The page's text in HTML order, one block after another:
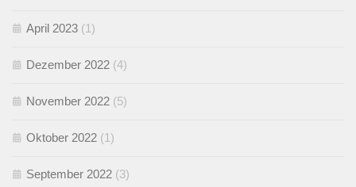
April 2023 (1)
Dezember 2022 (4)
November 2022 (5)
Oktober 2022 (1)
September 2022 (3)